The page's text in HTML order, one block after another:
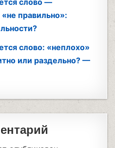
правильно»:
слово: «неплохо»
или раздельно? —